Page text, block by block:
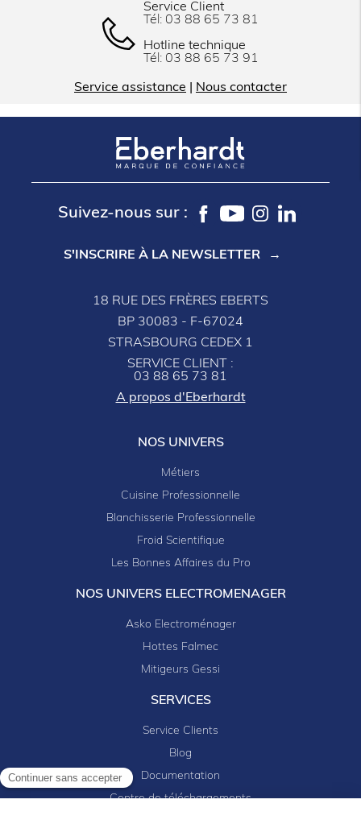
Continuer sans accepter
Service Client
Tél: 03 88 65 73 81
Hotline technique
Tél: 03 88 65 73 91
Service assistance Nous contacter
Suivez-nous sur :
S'INSCRIRE À LA NEWSLETTER
18 RUE DES FRÈRES EBERTS
BP 30083 - F-67024
STRASBOURG CEDEX 1
SERVICE CLIENT :
03 88 65 73 81
A propos d'Eberhardt
NOS UNIVERS
Métiers
Cuisine Professionnelle
Blanchisserie Professionnelle
Froid Scientifique
Les Bonnes Affaires du Pro
NOS UNIVERS ELECTROMENAGER
Asko Electroménager
Hottes Falmec
Mitigeurs Gessi
SERVICES
Service Clients
Blog
Documentation
Centre de téléchargements